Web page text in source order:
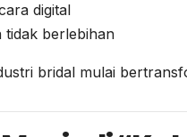
digital
tidak berlebihan
bridal mulai